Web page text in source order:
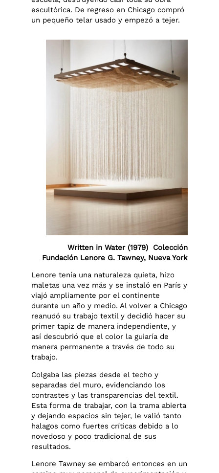
escultórica. De regreso en Chicago compró
un pequeño telar usado y empezó a tejer.
Written in Water (1979) Colección
Fundación Lenore G. Tawney, Nueva York
Lenore tenía una naturaleza quieta, hizo
maletas una vez más y se instaló en París y
viajó ampliamente por el continente
durante un año y medio. Al volver a Chicago
reanudó su trabajo textil y decidió hacer su
primer tapiz de manera independiente, y
así descubrió que el color la guiaría de
manera permanente a través de todo su
trabajo.
Colgaba las piezas desde el techo y
separadas del muro, evidenciando los
contrastes y las transparencias del textil.
Esta forma de trabajar, con la trama abierta
y dejando espacios sin tejer, le valió tanto
halagos como fuertes críticas debido a lo
novedoso y poco tradicional de sus
resultados.
Lenore Tawney se embarcó entonces en un